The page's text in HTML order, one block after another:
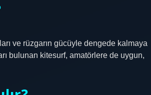
ve rüzgarın gücüyle dengede kalmaya
bulunan kitesurf, amatörlere de uygun,